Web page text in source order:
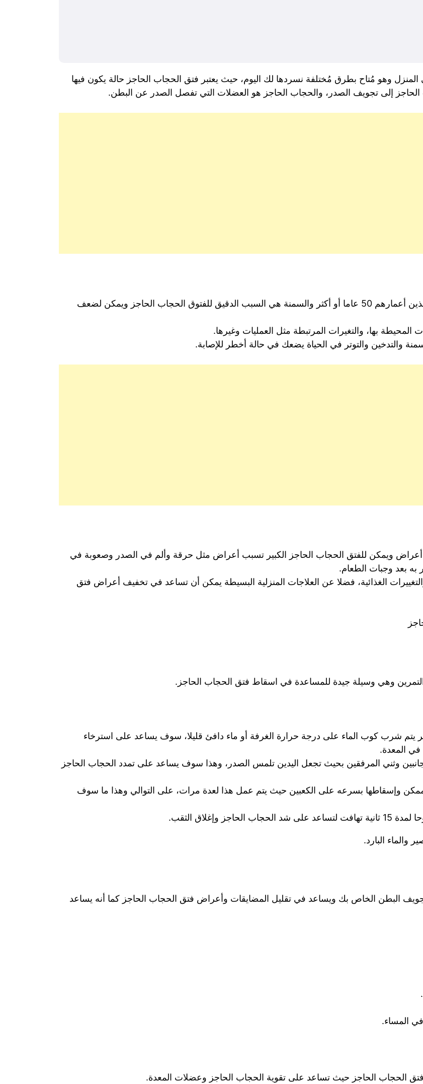
وهو مُتاح بطرق مُختلفة نسردها لك اليوم، حيث يعتبر فتق الحجاب الحاجز حالة يكون فيها
إلى تجويف الصدر، والحجاب الحاجز هو العضلات التي تفصل الصدر عن البطن.
الفتق في الحجاب الحاجز هي أكثر شيوعا في الناس الذين أعمارهم 50 عاما أو أكثر والسمنة هي السبب الدقيق للفتوق الحجاب الحاجز ويمكن لضعف
بها، والتغيرات المرتبطة مثل العمليات وغيرها.
والتدخين والتوتر في الحياة يضعك في حالة أخطر للإصابة.
أعراض ويمكن للفتق الحجاب الحاجز الكبير تسبب أعراض مثل حرقة وألم في الصدر وصعوبة في
به بعد وجبات الطعام.
الغذائية، فضلا عن العلاجات المنزلية البسيطة يمكن أن تساعد في تخفيف أعراض فتق
وهي وسيلة جيدة للمساعدة في اسقاط فتق الحجاب الحاجز.
يتم شرب كوب الماء على درجة حرارة الغرفة أو ماء دافئ قليلا، سوف يساعد على استرخاء
المعدة.
وثني المرفقين بحيث تجعل اليدين تلمس الصدر، وهذا سوف يساعد على تمدد الحجاب الحاجز
وإسقاطها بسرعه على الكعبين حيث يتم عمل هذا لعدة مرات، على التوالي وهذا ما سوف
الثقب.
البارد.
البطن الخاص بك ويساعد في تقليل المضايقات وأعراض فتق الحجاب الحاجز كما أنه يساعد
المساء.
فتق الحجاب الحاجز حيث تساعد على تقوية الحجاب الحاجز وعضلات المعدة.